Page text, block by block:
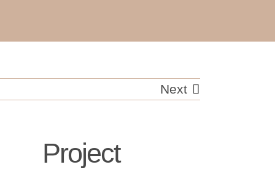
Next
Project